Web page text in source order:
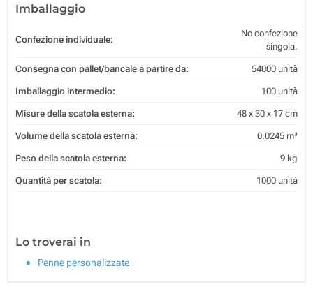
Imballaggio
Confezione individuale:
No confezione
singola.
Consegna con pallet/bancale a partire da: 54000 unità
Imballaggio intermedio: 100 unità
Misure della scatola esterna: 48 x 30 x 17 cm
Volume della scatola esterna: 0.0245 m³
Peso della scatola esterna: 9 kg
Quantità per scatola: 1000 unità
Lo troverai in
Penne personalizzate